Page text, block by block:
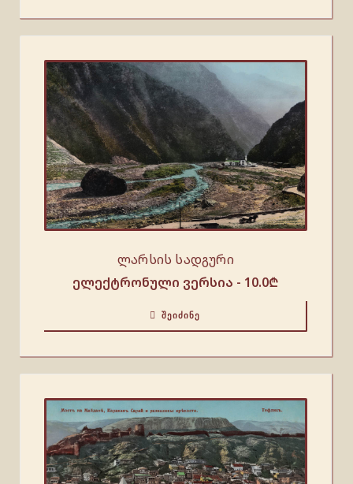
ლარსის სადგური
ელექტრონული ვერსია - 10.0₾
ᲨᲔᲘᲫᲘᲜᲔ